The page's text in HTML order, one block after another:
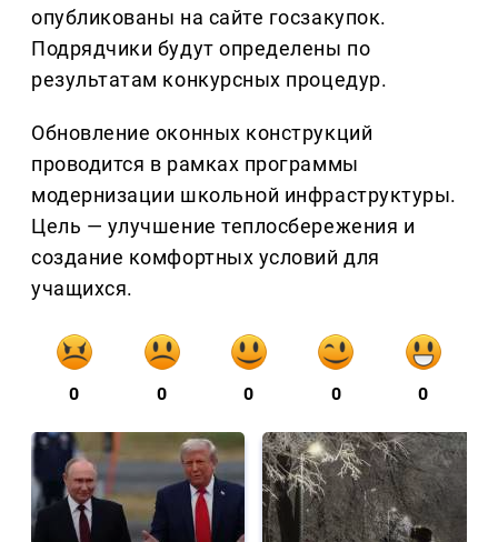
опубликованы на сайте госзакупок.
Подрядчики будут определены по
результатам конкурсных процедур.
Обновление оконных конструкций
проводится в рамках программы
модернизации школьной инфраструктуры.
Цель — улучшение теплосбережения и
создание комфортных условий для
учащихся.
0 0 0 0 0